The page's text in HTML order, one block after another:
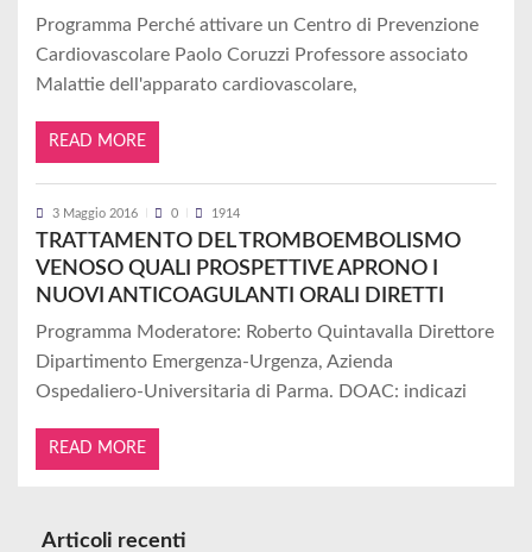
Programma Perché attivare un Centro di Prevenzione
Cardiovascolare Paolo Coruzzi Professore associato
Malattie dell'apparato cardiovascolare,
READ MORE
3 Maggio 2016 0 1914
TRATTAMENTO DEL TROMBOEMBOLISMO
VENOSO QUALI PROSPETTIVE APRONO I
NUOVI ANTICOAGULANTI ORALI DIRETTI
Programma Moderatore: Roberto Quintavalla Direttore
Dipartimento Emergenza-Urgenza, Azienda
Ospedaliero-Universitaria di Parma. DOAC: indicazi
READ MORE
Articoli recenti